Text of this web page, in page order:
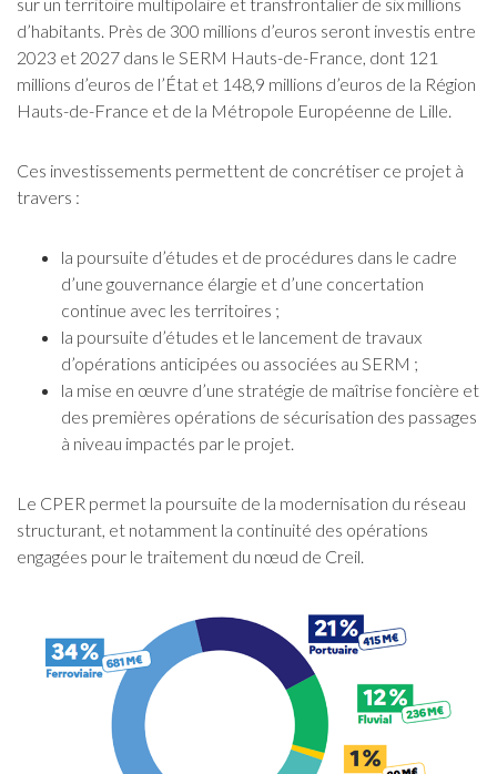
d’habitants. Près de 300 millions d’euros seront investis entre
2023 et 2027 dans le SERM Hauts-de-France, dont 121
millions d’euros de l’État et 148,9 millions d’euros de la Région
Hauts-de-France et de la Métropole Européenne de Lille.
Ces investissements permettent de concrétiser ce projet à
travers :
la poursuite d’études et de procédures dans le cadre
d’une gouvernance élargie et d’une concertation
continue avec les territoires ;
la poursuite d’études et le lancement de travaux
d’opérations anticipées ou associées au SERM ;
la mise en œuvre d’une stratégie de maîtrise foncière et
des premières opérations de sécurisation des passages
à niveau impactés par le projet.
Le CPER permet la poursuite de la modernisation du réseau
structurant, et notamment la continuité des opérations
engagées pour le traitement du nœud de Creil.